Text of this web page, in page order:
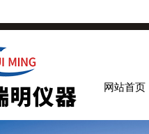
网站首页